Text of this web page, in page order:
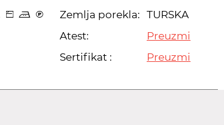
t 8 Z p C
Zemlja porekla: TURSKA
Atest:
Preuzmi
Sertifikat :
Preuzmi